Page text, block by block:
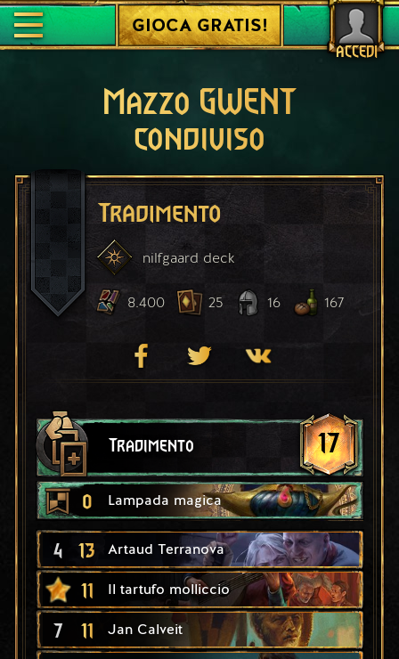
ACCEDI
GIOCA GRATIS!
Mazzo GWENT
condiviso
Tradimento
nilfgaard deck
8.400 25 16 167
Tradimento 17
0 Lampada magica
4 13 Artaud Terranova
11 Il tartufo molliccio
7 11 Jan Calveit